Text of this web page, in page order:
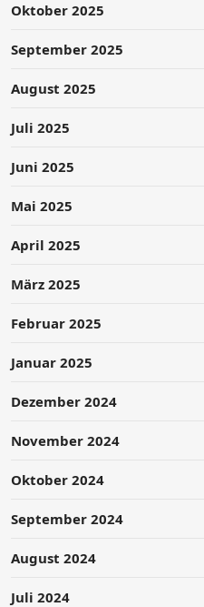
Oktober 2025
September 2025
August 2025
Juli 2025
Juni 2025
Mai 2025
April 2025
März 2025
Februar 2025
Januar 2025
Dezember 2024
November 2024
Oktober 2024
September 2024
August 2024
Juli 2024